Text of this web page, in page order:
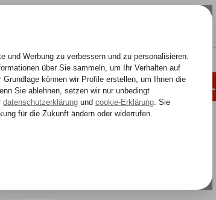
SONNENZIELE FERNREISEN
Erfahrung